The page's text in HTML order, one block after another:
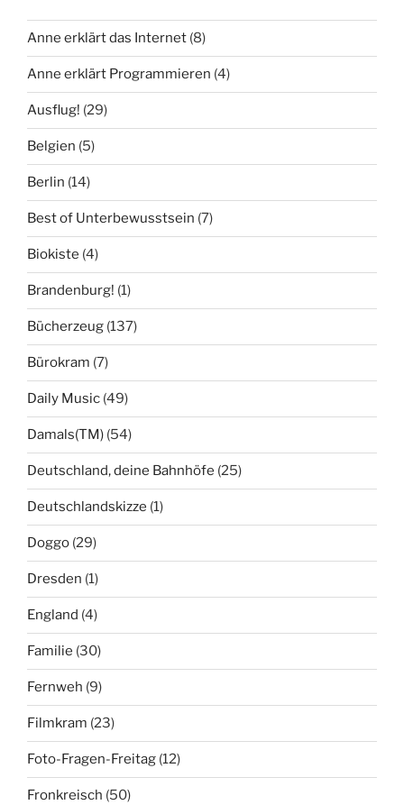
Anne erklärt das Internet (8)
Anne erklärt Programmieren (4)
Ausflug! (29)
Belgien (5)
Berlin (14)
Best of Unterbewusstsein (7)
Biokiste (4)
Brandenburg! (1)
Bücherzeug (137)
Bürokram (7)
Daily Music (49)
Damals(TM) (54)
Deutschland, deine Bahnhöfe (25)
Deutschlandskizze (1)
Doggo (29)
Dresden (1)
England (4)
Familie (30)
Fernweh (9)
Filmkram (23)
Foto-Fragen-Freitag (12)
Fronkreisch (50)